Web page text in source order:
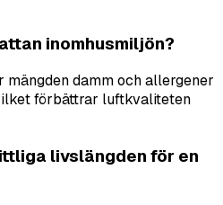
inomhusmiljön?
mängden damm och allergener
förbättrar luftkvaliteten
livslängden för en